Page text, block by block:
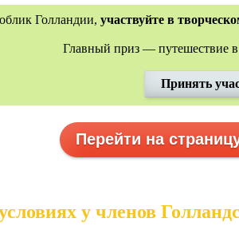
Голландии, участвуйте в
Главный приз — путешествие
Принять
Перейти на
у членов